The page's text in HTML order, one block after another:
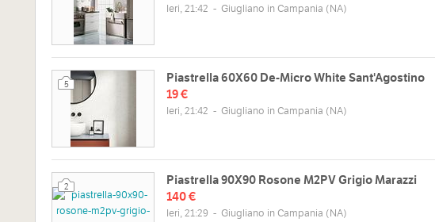
Indirizzo
Via Giuseppe Verdi, 12, 80014 Giugliano
in Campania NA, Italia
Sito web
Mer
08:30 - 13:00 | 15:30 - 20:00
Gio
08:30 - 13:00 | 15:30 - 20:00
Ieri, 21:42 - Giugliano in Campania (NA)
5
Piastrella 60X60 De-Micro White Sant'Agostino
19 €
Ieri, 21:42 - Giugliano in Campania (NA)
2
Piastrella 90X90 Rosone M2PV Grigio Marazzi
140 €
Ieri, 21:29 - Giugliano in Campania (NA)